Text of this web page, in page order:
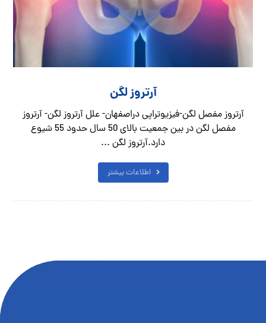
آرتروز لگن
آرتروز مفصل لگن-فیزیوتراپی دراصفهان- علل آرتروز لگن- آرتروز
مفصل لگن در بین جمعیت بالای 50 سال حدود 55 شیوع
دارد.آرتروز لگن ...
اطلاعات بیشتر